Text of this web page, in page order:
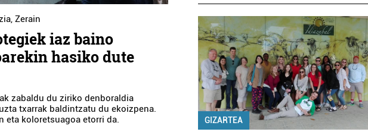
, Zerain
iaz baino
hasiko dute
zabaldu du ziriko denboraldia
txarrak baldintzatu du ekoizpena.
eta koloretsuagoa etorri da.
GIZARTEA